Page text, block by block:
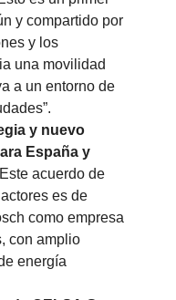
y compartido por
y los
una movilidad
a un entorno de
y nuevo
España y
acuerdo de
es de
como empresa
con amplio
energía